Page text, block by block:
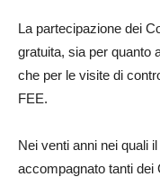
La partecipazione dei
gratuita, sia per quanto
che per le visite di
FEE.
Nei venti anni nei quali
accompagnato tanti dei